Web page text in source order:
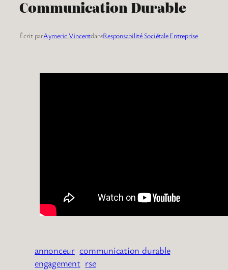
Communication Durable
Écrit parAymeric VincentdansResponsabilité Sociétale Entreprise
annonceur communication durable
engagement rse